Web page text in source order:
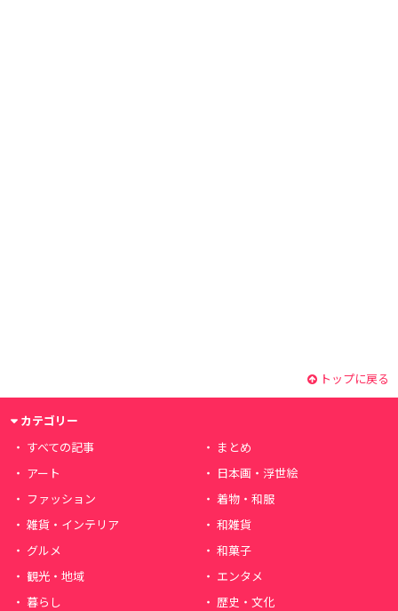
トップに戻る
カテゴリー
すべての記事
まとめ
アート
日本画・浮世絵
ファッション
着物・和服
雑貨・インテリア
和雑貨
グルメ
和菓子
観光・地域
エンタメ
暮らし
歴史・文化